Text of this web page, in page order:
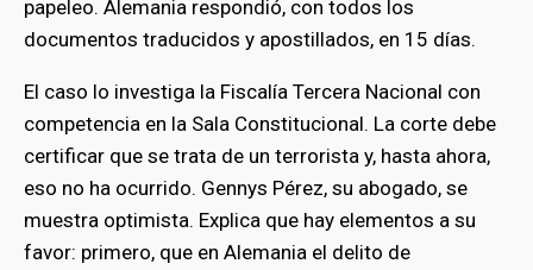
papeleo. Alemania respondió, con todos los
documentos traducidos y apostillados, en 15 días.
El caso lo investiga la Fiscalía Tercera Nacional con
competencia en la Sala Constitucional. La corte debe
certificar que se trata de un terrorista y, hasta ahora,
eso no ha ocurrido. Gennys Pérez, su abogado, se
muestra optimista. Explica que hay elementos a su
favor: primero, que en Alemania el delito de